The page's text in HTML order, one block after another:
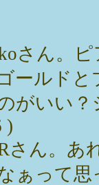
さん。
ールド
がいい？
)
さん。あ
ぁって